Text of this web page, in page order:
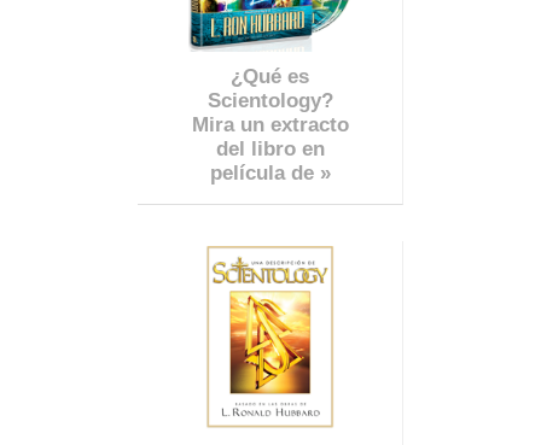
¿Qué es
Scientology?
Mira un extracto
del libro en
película de »